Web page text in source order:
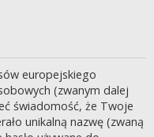
europejskiego
(zwanym dalej
świadomość, że Twoje
unikalną nazwę (zwaną